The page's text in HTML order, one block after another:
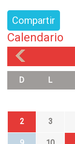
Compartir
Calendario
D L
2 3